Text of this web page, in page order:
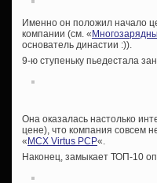
Именно он положил начало
компании (см. «
основатель династии :)).
9-ю ступеньку пьедестала
Она оказалась настолько
цене), что компания совсем
« MCX Virtus PCP«.
Наконец, замыкает ТОП-10